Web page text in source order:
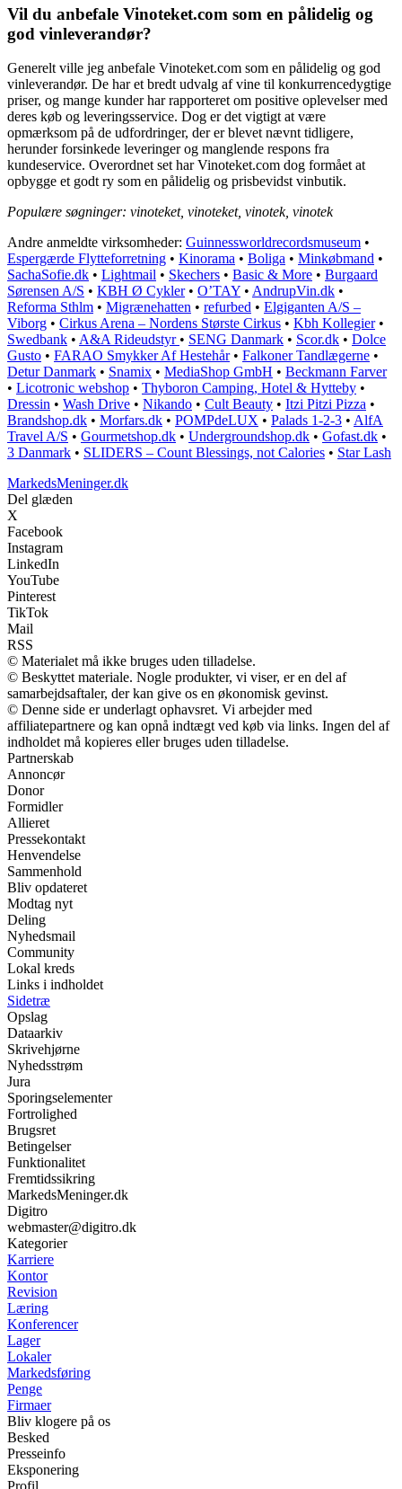
Vil du anbefale Vinoteket.com som en pålidelig og
god vinleverandør?
Generelt ville jeg anbefale Vinoteket.com som en pålidelig og god
vinleverandør. De har et bredt udvalg af vine til konkurrencedygtige
priser, og mange kunder har rapporteret om positive oplevelser med
deres køb og leveringsservice. Dog er det vigtigt at være
opmærksom på de udfordringer, der er blevet nævnt tidligere,
herunder forsinkede leveringer og manglende respons fra
kundeservice. Overordnet set har Vinoteket.com dog formået at
opbygge et godt ry som en pålidelig og prisbevidst vinbutik.
Populære søgninger: vinoteket, vinoteket, vinotek, vinotek
Andre anmeldte virksomheder: Guinnessworldrecordsmuseum •
Espergærde Flytteforretning • Kinorama • Boliga • Minkøbmand •
SachaSofie.dk • Lightmail • Skechers • Basic & More • Burgaard
Sørensen A/S • KBH Ø Cykler• O’TAY • AndrupVin.dk •
Reforma Sthlm • Migrænehatten • refurbed • Elgiganten A/S –
Viborg • Cirkus Arena – Nordens Største Cirkus • Kbh Kollegier•
Swedbank • A&A Rideudstyr • SENG Danmark • Scor.dk • Dolce
Gusto • FARAO Smykker Af Hestehår• Falkoner Tandlægerne •
Detur Danmark • Snamix • MediaShop GmbH • Beckmann Farver
• Licotronic webshop • Thyboron Camping, Hotel & Hytteby •
Dressin • Wash Drive • Nikando • Cult Beauty • Itzi Pitzi Pizza •
Brandshop.dk • Morfars.dk • POMPdeLUX • Palads 1-2-3 • AlfA
Travel A/S • Gourmetshop.dk • Undergroundshop.dk • Gofast.dk •
3 Danmark • SLIDERS – Count Blessings, not Calories • Star Lash
MarkedsMeninger.dk
Del glæden
X
Facebook
Instagram
LinkedIn
YouTube
Pinterest
TikTok
Mail
RSS
© Materialet må ikke bruges uden tilladelse.
© Beskyttet materiale. Nogle produkter, vi viser, er en del af
samarbejdsaftaler, der kan give os en økonomisk gevinst.
© Denne side er underlagt ophavsret. Vi arbejder med
affiliatepartnere og kan opnå indtægt ved køb via links. Ingen del af
indholdet må kopieres eller bruges uden tilladelse.
Partnerskab
Annoncør
Donor
Formidler
Allieret
Pressekontakt
Henvendelse
Sammenhold
Bliv opdateret
Modtag nyt
Deling
Nyhedsmail
Community
Lokal kreds
Links i indholdet
Sidetræ
Opslag
Dataarkiv
Skrivehjørne
Nyhedsstrøm
Jura
Sporingselementer
Fortrolighed
Brugsret
Betingelser
Funktionalitet
Fremtidssikring
MarkedsMeninger.dk
Digitro
webmaster@digitro.dk
Kategorier
Karriere
Kontor
Revision
Læring
Konferencer
Lager
Lokaler
Markedsføring
Penge
Firmaer
Bliv klogere på os
Besked
Presseinfo
Eksponering